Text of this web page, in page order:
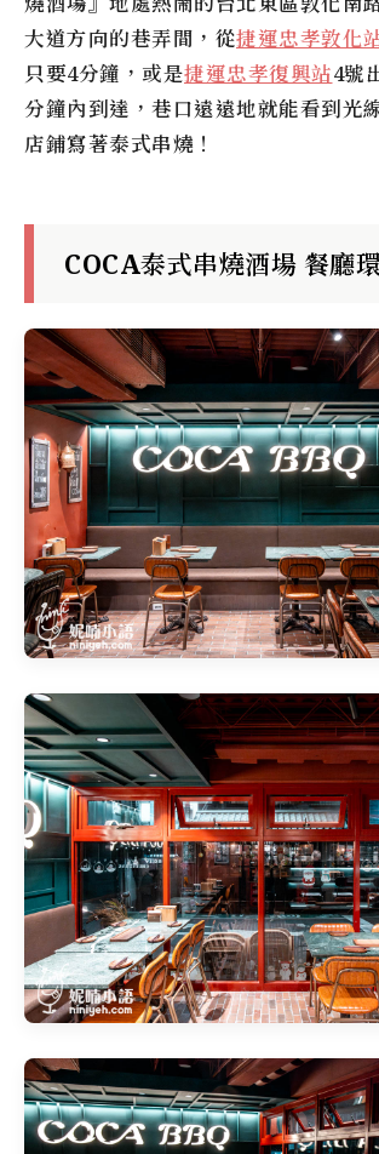
大道方向的巷弄間，從捷運忠孝敦化
只要4分鐘，或是捷運忠孝復興站4號
分鐘內到達，巷口遠遠地就能看到光
店鋪寫著泰式串燒！
COCA泰式串燒酒場 餐廳